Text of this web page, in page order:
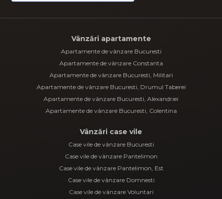
Vânzări apartamente
Apartamente de vânzare Bucuresti
Apartamente de vânzare Constanta
Apartamente de vânzare Bucuresti, Militari
Apartamente de vânzare Bucuresti, Drumul Taberei
Apartamente de vânzare Bucuresti, Alexandriei
Apartamente de vânzare Bucuresti, Colentina
Vânzări case vile
Case vile de vânzare Bucuresti
Case vile de vânzare Pantelimon
Case vile de vânzare Pantelimon, Est
Case vile de vânzare Domnesti
Case vile de vânzare Voluntari